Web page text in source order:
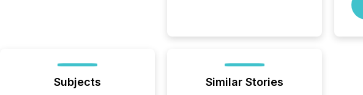
Subjects Similar Stories